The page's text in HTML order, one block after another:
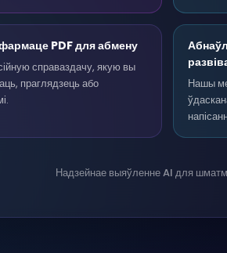
PDF для абмену
справаздачу, якую вы
праглядзець або
Нашы
Надзейнае выяўленне AI для